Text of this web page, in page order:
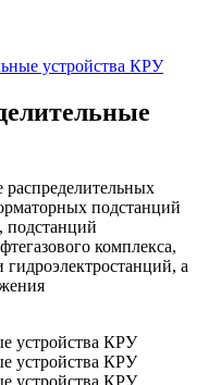
устройства КРУ
распределительных
подстанций
подстанций
комплекса,
а